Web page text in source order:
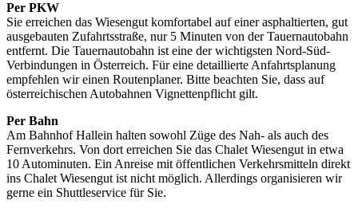
Per PKW
Sie erreichen das Wiesengut komfortabel auf einer asphaltierten, gut
ausgebauten Zufahrtsstraße, nur 5 Minuten von der Tauernautobahn
entfernt. Die Tauernautobahn ist eine der wichtigsten Nord-Süd-
Verbindungen in Österreich. Für eine detaillierte Anfahrtsplanung
empfehlen wir einen Routenplaner. Bitte beachten Sie, dass auf
österreichischen Autobahnen Vignettenpflicht gilt.
Per Bahn
Am Bahnhof Hallein halten sowohl Züge des Nah- als auch des
Fernverkehrs. Von dort erreichen Sie das Chalet Wiesengut in etwa
10 Autominuten. Ein Anreise mit öffentlichen Verkehrsmitteln direkt
ins Chalet Wiesengut ist nicht möglich. Allerdings organisieren wir
gerne ein Shuttleservice für Sie.